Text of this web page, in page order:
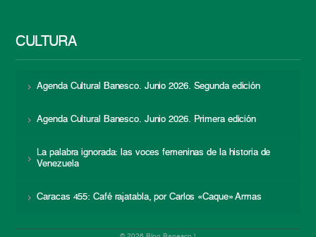
CULTURA
Agenda Cultural Banesco. Junio 2026. Segunda edición
Agenda Cultural Banesco. Junio 2026. Primera edición
La palabra ignorada: las voces femeninas de la historia de
Venezuela
Caracas 455: Café rajatabla, por Carlos «Caque» Armas